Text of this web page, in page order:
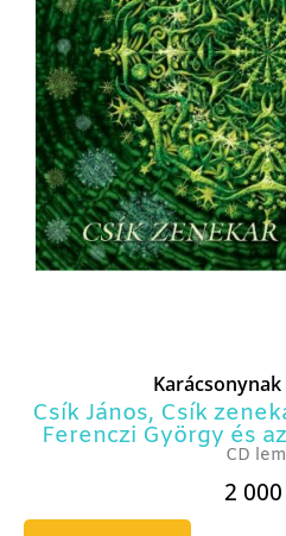
Csík János, Csík
Ferenczi György és
CD
2 000